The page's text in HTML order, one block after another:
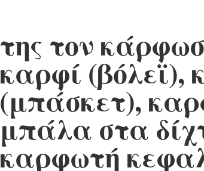
της τον
καρφί
(μπάσκετ),
μπάλα στα
καρφωτή